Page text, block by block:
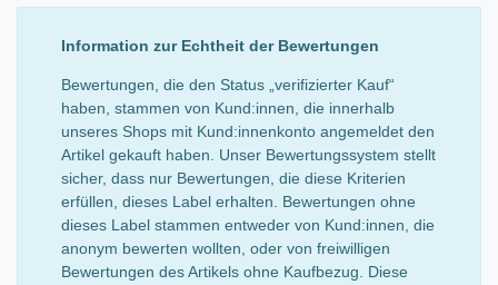
Information zur Echtheit der Bewertungen
Bewertungen, die den Status „verifizierter Kauf“
haben, stammen von Kund:innen, die innerhalb
unseres Shops mit Kund:innenkonto angemeldet den
Artikel gekauft haben. Unser Bewertungssystem stellt
sicher, dass nur Bewertungen, die diese Kriterien
erfüllen, dieses Label erhalten. Bewertungen ohne
dieses Label stammen entweder von Kund:innen, die
anonym bewerten wollten, oder von freiwilligen
Bewertungen des Artikels ohne Kaufbezug. Diese